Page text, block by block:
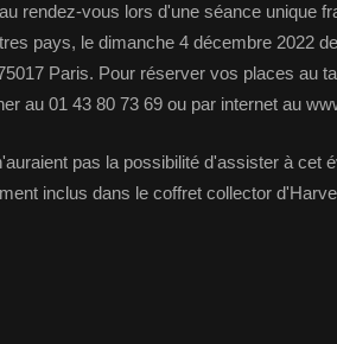
rendez-vous lors d'une séance unique
pays, le dimanche 4 décembre 2022
Paris. Pour réserver vos places au
au 01 43 80 73 69 ou par internet au
pas la possibilité d'assister à cet
inclus dans le coffret collector